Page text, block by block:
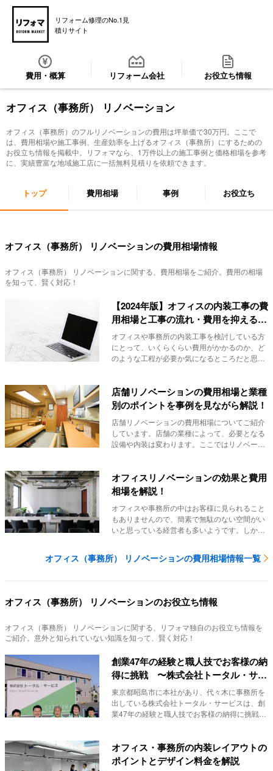
リフォーム修理のNo.1見
積りサイト
費用・概算 リフォーム会社 お役立ち情報
オフィス（事務所） リノベーション
オフィス（事務所）のフルリノベーションの費用は坪単価で30万円。ここで
は、費用相場や施工事例、生産効率を上げるオフィス（事務所）にするための
お役立ち情報を掲載中。リフォマなら、1万件以上の施工事例と価格相場を参考
に、実績豊富な地域施工店に一括無料見積りを依頼できます。
トップ 費用相場 事例 お役立ち
オフィス（事務所） リノベーションの費用相場情報
オフィス（事務所） リノベーションに関する、費用相場をご紹介。費用の相場
を知って、賢く対応！
【2024年版】オフィスの内装工事の費
用相場と工事の流れ・費用を抑えるポ
イントをご紹介
オフィスや事務所の内装工事を検討している方
にとって、いくらくらい費用がかかるのか、ど
のような工程が必要か気になるところだと思い
店舗リノベーションの費用相場と業種
別のポイントを事例を見ながら解説！
店舗リノベーションの費用相場についてご紹介
しています。店舗の業種によって、必要となる
設備や内装は変わります。ここではリノベーシ
オフィスリノベーションの効果と費用
相場を解説！
オフィスや事務所の中はお客様に見られること
もありませんので、簡素で無駄のない空間がい
いと思っている経営者も多いようです。しか
オフィス（事務所） リノベーションの費用相場情報一覧
オフィス（事務所） リノベーションのお役立ち情報
オフィス（事務所） リノベーションに関する、リフォマ独自のお役立ち情報を
ご紹介。意外と知られていない知識を知って、賢く対応！
創業47年の経験と職人技でお客様の納
得に挑戦 〜株式会社トータル・サー
ビス シツラ事業部〜
東京都昭島市に本社があり、代々木に事務所を
出している株式会社トータル・サービスは、創
業47年の経験と職人技でお客様の納得に挑戦し
オフィス・事務所の内装レイアウトの
ポイントとデザイン料金を解説